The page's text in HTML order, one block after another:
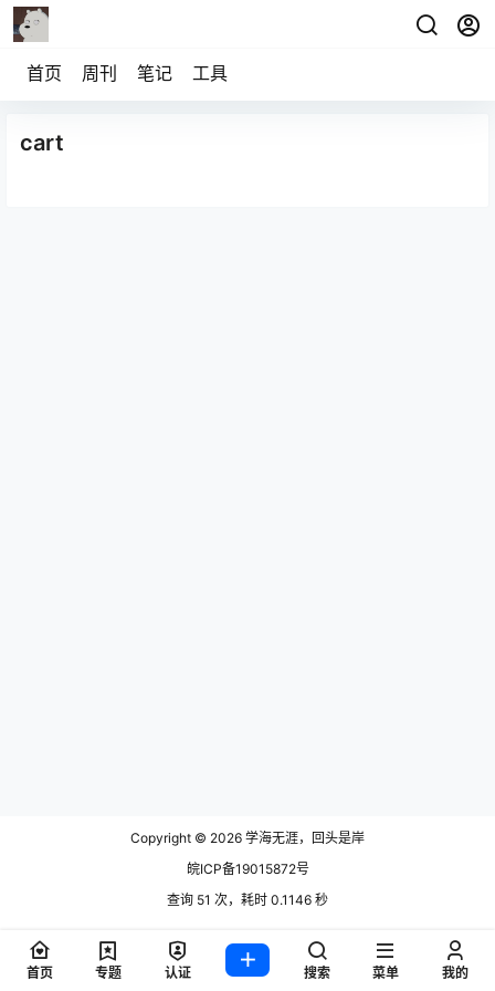
首页 周刊 笔记 工具
cart
Copyright © 2026 学海无涯，回头是岸
皖ICP备19015872号
查询 51 次，耗时 0.1146 秒
首页 专题 认证 搜索 菜单 我的